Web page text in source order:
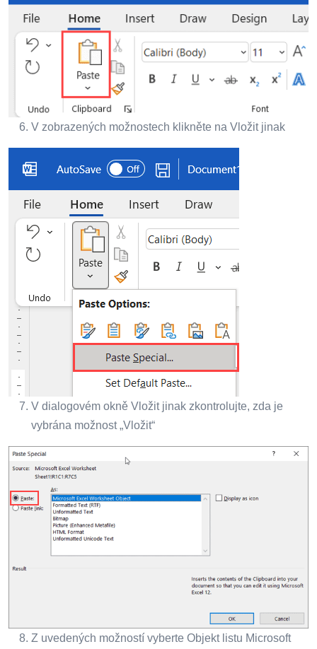
V zobrazených možnostech klikněte na Vložit jinak
V dialogovém okně Vložit jinak zkontrolujte, zda je
vybrána možnost „Vložit“
Z uvedených možností vyberte Objekt listu Microsoft